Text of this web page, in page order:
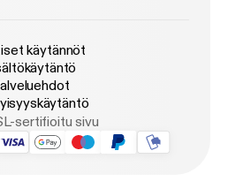
käytännöt
sertifioitu sivu